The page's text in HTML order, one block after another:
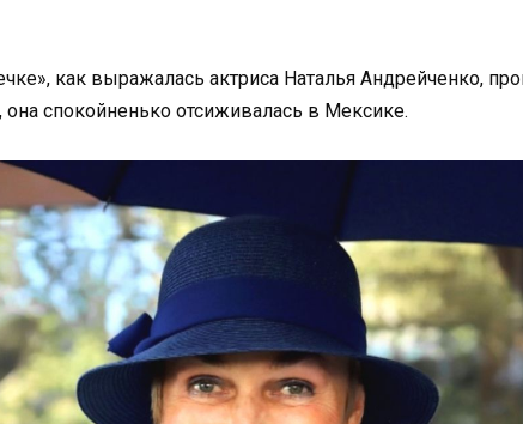
как выражалась актриса Наталья Андрейченко,
она спокойненько отсиживалась в Мексике.